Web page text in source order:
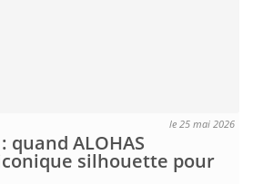
le 25 mai 2026
quand ALOHAS
silhouette pour